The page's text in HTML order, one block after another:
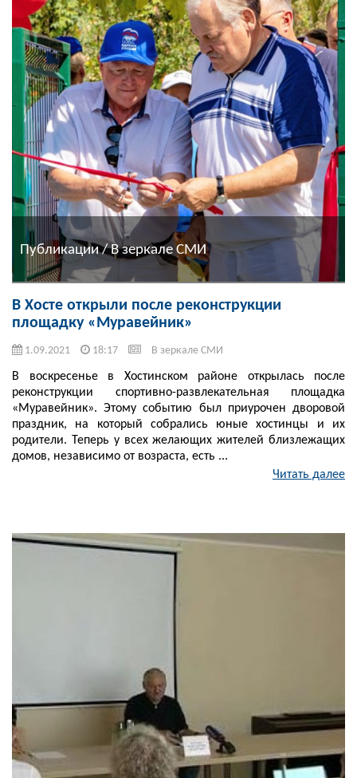
Публикации / В зеркале СМИ
В Хосте открыли после реконструкции
площадку «Муравейник»
1.09.2021 18:17 В зеркале СМИ
В воскресенье в Хостинском районе открылась после
реконструкции спортивно-развлекательная площадка
«Муравейник». Этому событию был приурочен дворовой
праздник, на который собрались юные хостинцы и их
родители. Теперь у всех желающих жителей близлежащих
домов, независимо от возраста, есть ...
Читать далее